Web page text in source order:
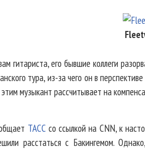
гитариста, его бывшие коллеги
тура, из-за чего он в
этим музыкант рассчитывает на
ТАСС со ссылкой на CNN, к
расстаться с Бакингемом.